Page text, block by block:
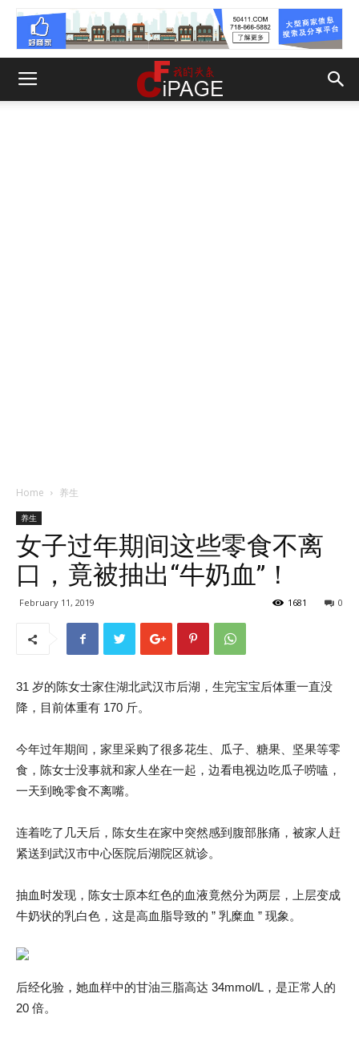
Home 养生
养生
女子过年期间这些零食不离
口，竟被抽出“牛奶血”！
February 11, 2019 0
1681
31 岁的陈女士家住湖北武汉市后湖，生完宝宝后体重一直没
降，目前体重有 170 斤。
今年过年期间，家里采购了很多花生、瓜子、糖果、坚果等零
食，陈女士没事就和家人坐在一起，边看电视边吃瓜子唠嗑，
一天到晚零食不离嘴。
连着吃了几天后，陈女生在家中突然感到腹部胀痛，被家人赶
紧送到武汉市中心医院后湖院区就诊。
抽血时发现，陈女士原本红色的血液竟然分为两层，上层变成
牛奶状的乳白色，这是高血脂导致的 ” 乳糜血 ” 现象。
后经化验，她血样中的甘油三脂高达 34mmol/L，是正常人的
20 倍。